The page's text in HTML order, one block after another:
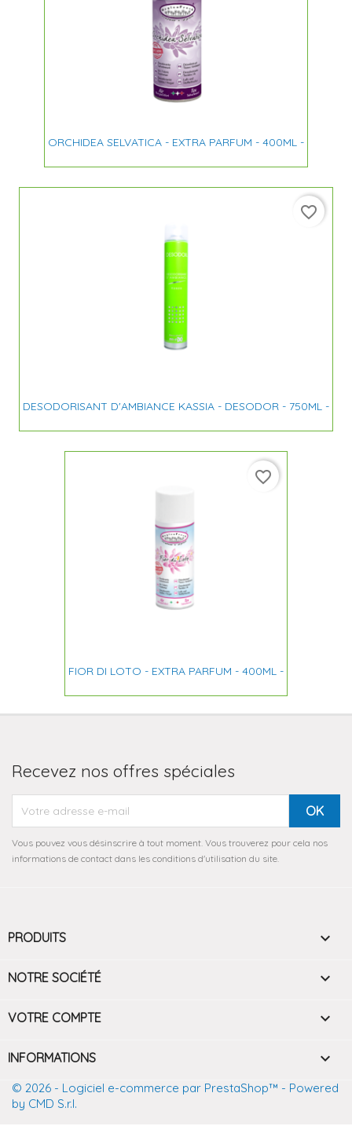
ORCHIDEA SELVATICA - EXTRA PARFUM - 400ML -
DESODORISANT D'AMBIANCE KASSIA - DESODOR - 750ML -
favorite_border
FIOR DI LOTO - EXTRA PARFUM - 400ML -
favorite_border
Recevez nos offres spéciales
Vous pouvez vous désinscrire à tout moment. Vous trouverez pour cela nos
informations de contact dans les conditions d'utilisation du site.
PRODUITS 
NOTRE SOCIÉTÉ 
VOTRE COMPTE 
INFORMATIONS keyboard_arrow_down
© 2026 - Logiciel e-commerce par PrestaShop™ - Powered
by CMD S.r.l.